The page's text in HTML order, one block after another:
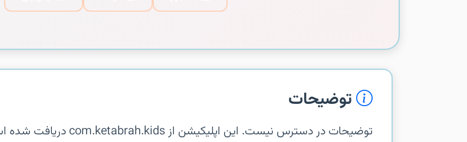
توضیحات
توضیحات در دسترس نیست. این اپلیکیشن از com.ketabrah.kids دریافت شده است.